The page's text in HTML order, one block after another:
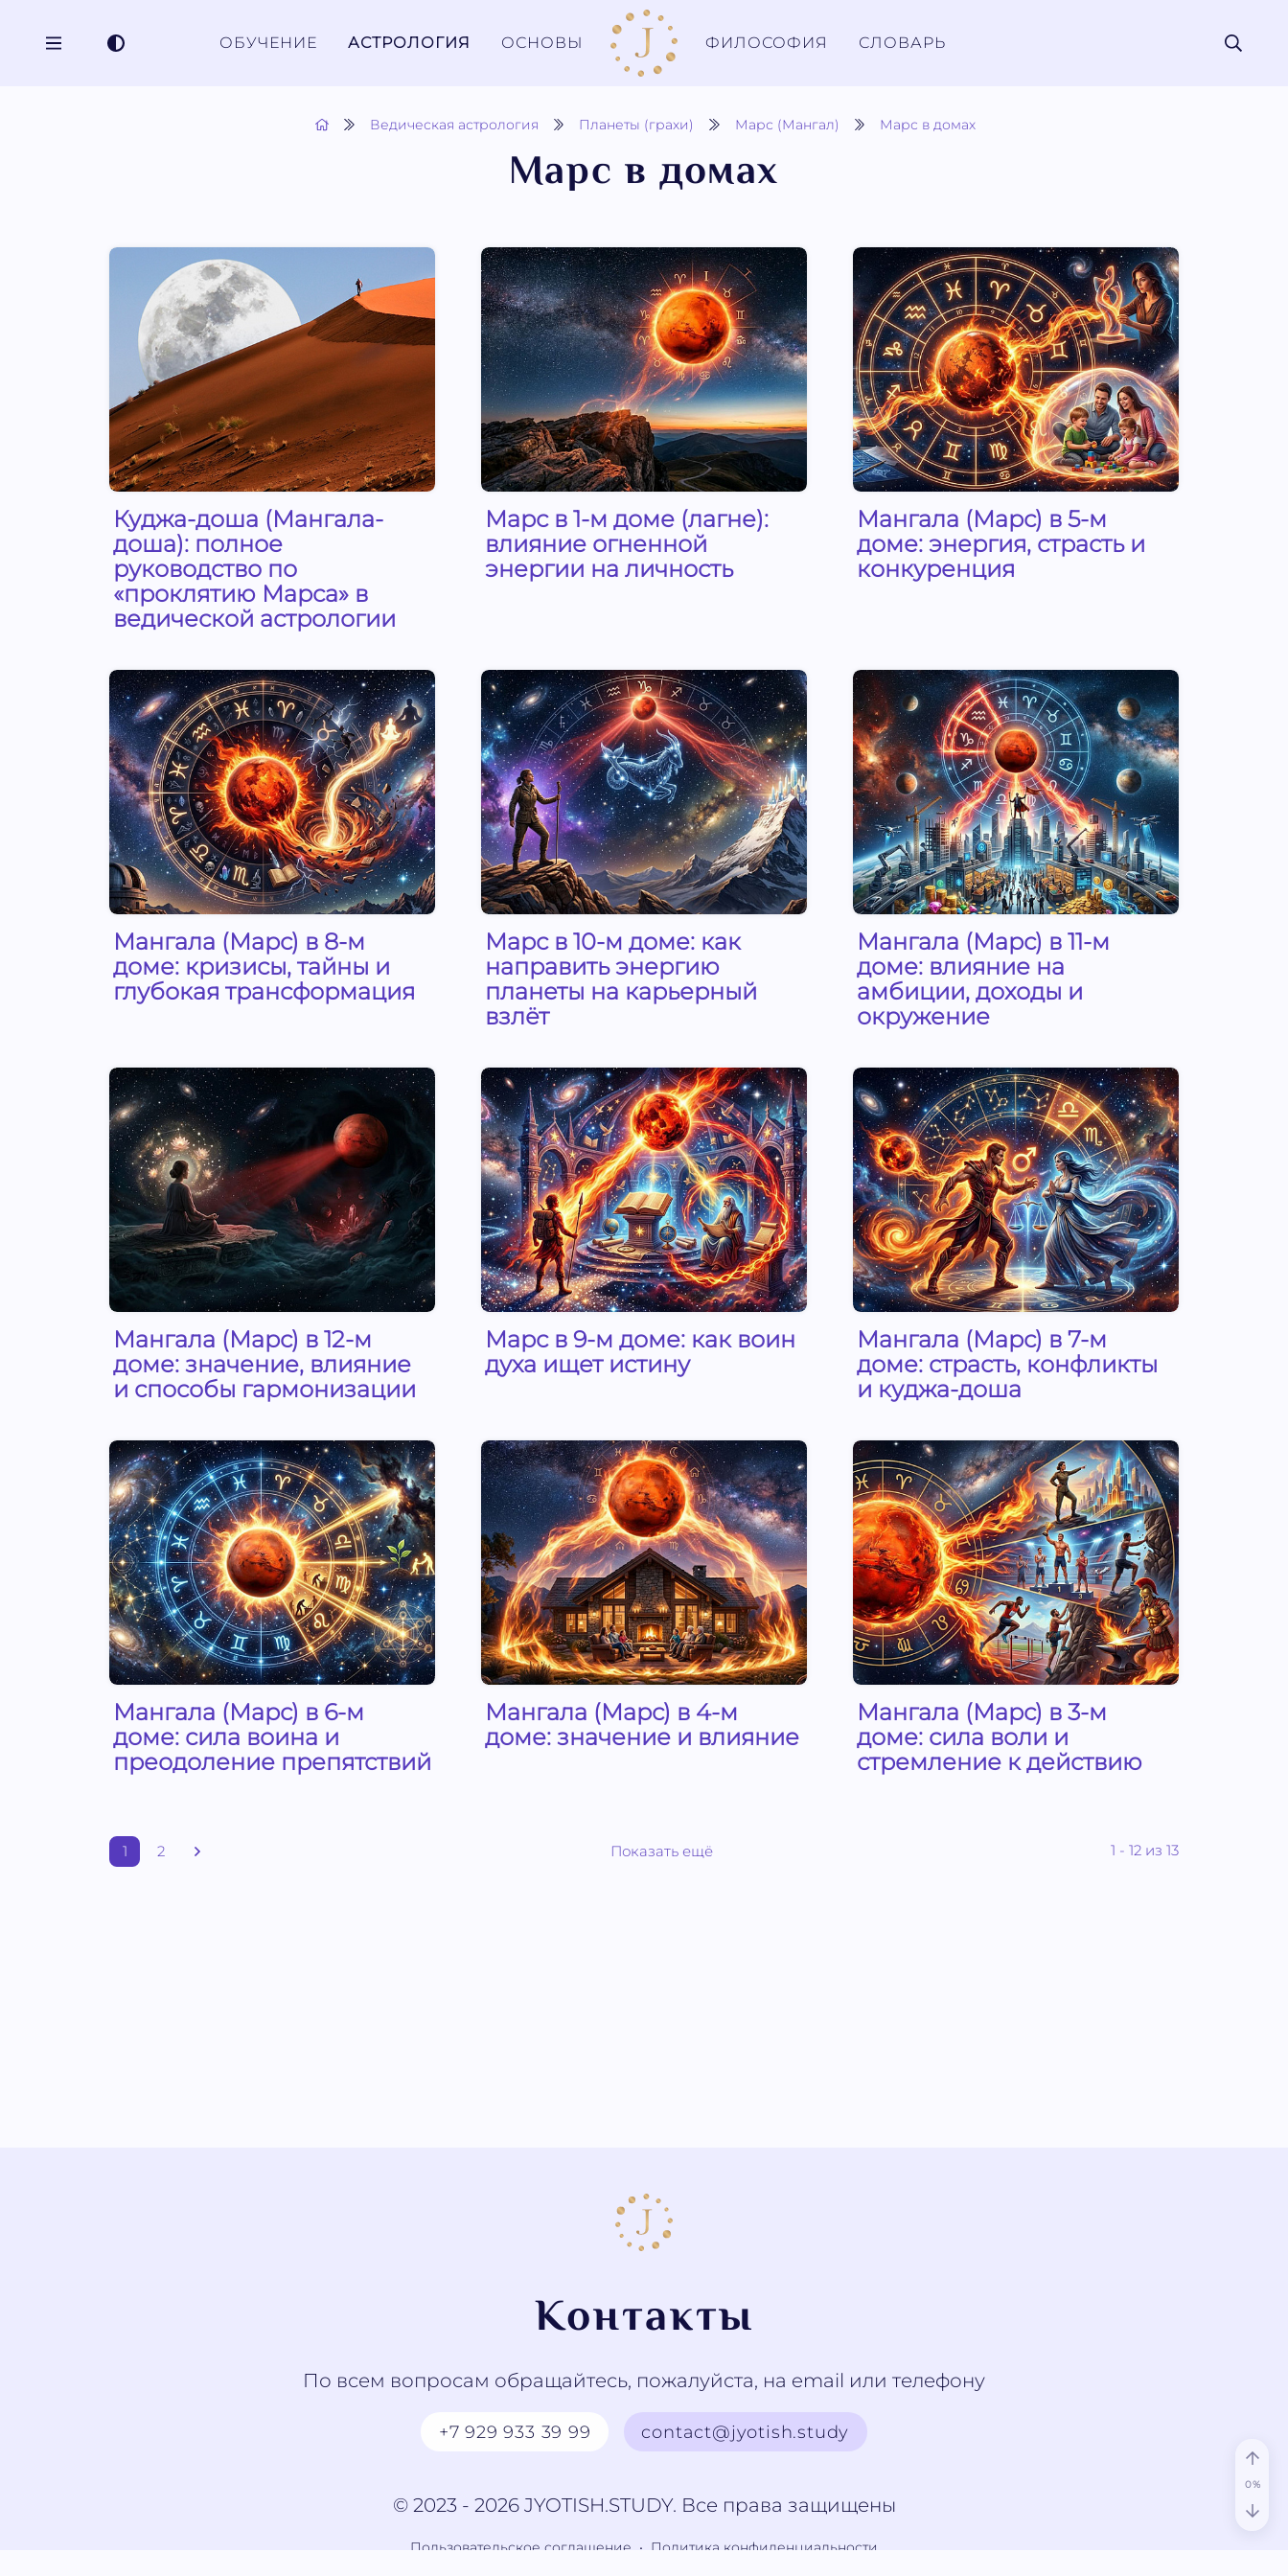
ОБУЧЕНИЕ АСТРОЛОГИЯ ОСНОВЫ ФИЛОСОФИЯ СЛОВАРЬ
Ведическая астрология Планеты (грахи) Марс (Мангал) Марс в домах
Марс в домах
Куджа-доша (Мангала-
доша): полное
руководство по
«проклятию Марса» в
ведической астрологии
Марс в 1-м доме (лагне):
влияние огненной
энергии на личность
Мангала (Марс) в 5-м
доме: энергия, страсть и
конкуренция
Мангала (Марс) в 8-м
доме: кризисы, тайны и
глубокая трансформация
Марс в 10-м доме: как
направить энергию
планеты на карьерный
взлёт
Мангала (Марс) в 11-м
доме: влияние на
амбиции, доходы и
окружение
Мангала (Марс) в 12-м
доме: значение, влияние
и способы гармонизации
Марс в 9-м доме: как воин
духа ищет истину
Мангала (Марс) в 7-м
доме: страсть, конфликты
и куджа-доша
Мангала (Марс) в 6-м
доме: сила воина и
преодоление препятствий
Мангала (Марс) в 4-м
доме: значение и влияние
Мангала (Марс) в 3-м
доме: сила воли и
стремление к действию
1 2 Показать ещё 1 - 12 из 13
Контакты
По всем вопросам обращайтесь, пожалуйста, на email или телефону
+7 929 933 39 99 contact@jyotish.study
© 2023 - 2026 JYOTISH.STUDY. Все права защищены
Пользовательское соглашение • Политика конфиденциальности